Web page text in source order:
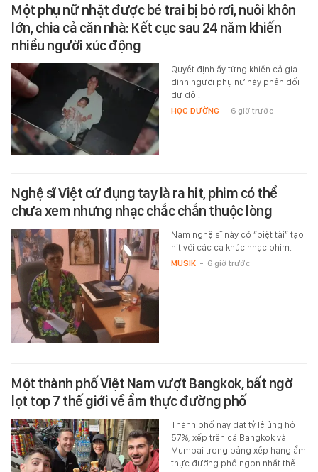
Một phụ nữ nhặt được bé trai bị bỏ rơi, nuôi khôn
lớn, chia cả căn nhà: Kết cục sau 24 năm khiến
nhiều người xúc động
Quyết định ấy từng khiến cả gia
đình người phụ nữ này phản đối
dữ dội.
HỌC ĐƯỜNG - 6 giờ trước
Nghệ sĩ Việt cứ đụng tay là ra hit, phim có thể
chưa xem nhưng nhạc chắc chắn thuộc lòng
Nam nghệ sĩ này có “biệt tài” tạo
hit với các ca khúc nhạc phim.
MUSIK - 6 giờ trước
Một thành phố Việt Nam vượt Bangkok, bất ngờ
lọt top 7 thế giới về ẩm thực đường phố
Thành phố này đạt tỷ lệ ủng hộ
57%, xếp trên cả Bangkok và
Mumbai trong bảng xếp hạng ẩm
thực đường phố ngon nhất thế…